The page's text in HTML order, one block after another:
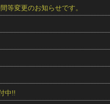
等変更のお知らせです。
中!!